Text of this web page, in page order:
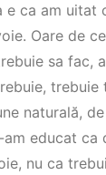
ca am uitat
Oare de
sa
naturală,
educat ca
nu ca